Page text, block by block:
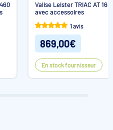
Valise Leister TRIAC AT
avec accessoires
1 avis
869,00€
En stock fournisseur